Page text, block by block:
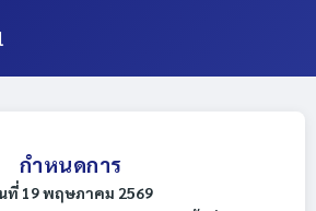
กำหนดการ
ที่ 19 พฤษภาคม 2569